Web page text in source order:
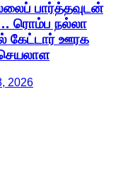
பார்த்தவுடன்
ரொம்ப நல்லா
கேட்டார் ஊரக
2026